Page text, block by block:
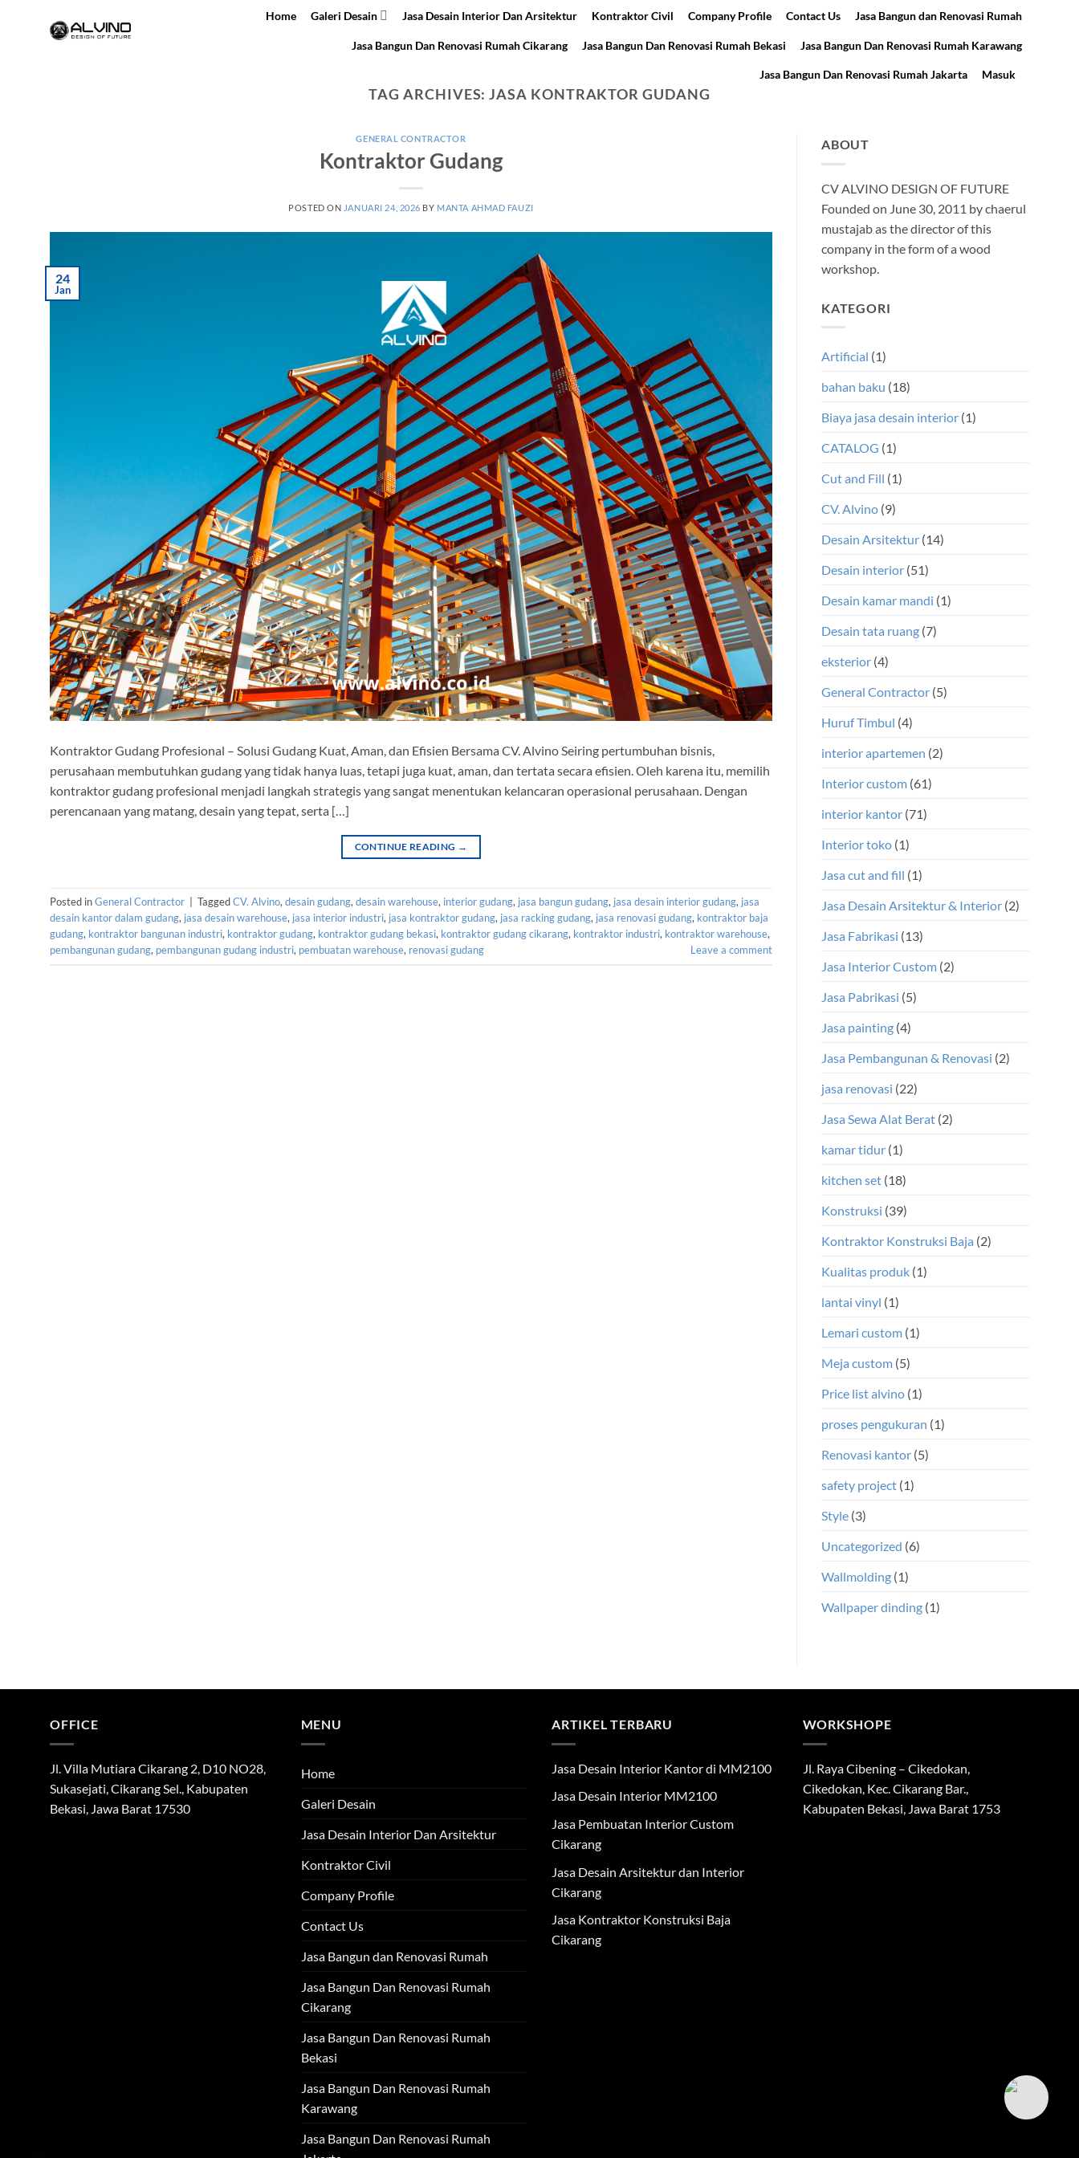
Home Galeri Desain Jasa Desain Interior Dan Arsitektur Kontraktor Civil Company Profile Contact Us Jasa Bangun dan Renovasi Rumah
Jasa Bangun Dan Renovasi Rumah Cikarang Jasa Bangun Dan Renovasi Rumah Bekasi Jasa Bangun Dan Renovasi Rumah Karawang
Jasa Bangun Dan Renovasi Rumah Jakarta Masuk
TAG ARCHIVES:JASA KONTRAKTOR GUDANG
GENERAL CONTRACTOR
Kontraktor Gudang
POSTED ON JANUARI 24, 2026 BY MANTA AHMAD FAUZI
24
Jan
Kontraktor Gudang Profesional – Solusi Gudang Kuat, Aman, dan Efisien Bersama CV. Alvino Seiring pertumbuhan bisnis,
perusahaan membutuhkan gudang yang tidak hanya luas, tetapi juga kuat, aman, dan tertata secara efisien. Oleh karena itu, memilih
kontraktor gudang profesional menjadi langkah strategis yang sangat menentukan kelancaran operasional perusahaan. Dengan
perencanaan yang matang, desain yang tepat, serta […]
CONTINUE READING →
Posted inGeneral Contractor TaggedCV. Alvino,desain gudang,desain warehouse, interior gudang, jasa bangun gudang, jasa desain interior gudang, jasa
desain kantor dalam gudang, jasa desain warehouse, jasa interior industri, jasa kontraktor gudang, jasa racking gudang, jasa renovasi gudang, kontraktor baja
gudang, kontraktor bangunan industri, kontraktor gudang, kontraktor gudang bekasi, kontraktor gudang cikarang, kontraktor industri, kontraktor warehouse,
pembangunan gudang, pembangunan gudang industri, pembuatan warehouse, renovasi gudang Leave a comment
ABOUT
CV ALVINO DESIGN OF FUTURE
Founded on June 30, 2011 by chaerul
mustajab as the director of this
company in the form of a wood
workshop.
KATEGORI
Artificial (1)
bahan baku (18)
Biaya jasa desain interior (1)
CATALOG (1)
Cut and Fill (1)
CV. Alvino (9)
Desain Arsitektur (14)
Desain interior (51)
Desain kamar mandi (1)
Desain tata ruang (7)
eksterior (4)
General Contractor (5)
Huruf Timbul (4)
interior apartemen (2)
Interior custom (61)
interior kantor (71)
Interior toko (1)
Jasa cut and fill (1)
Jasa Desain Arsitektur & Interior (2)
Jasa Fabrikasi (13)
Jasa Interior Custom (2)
Jasa Pabrikasi (5)
Jasa painting (4)
Jasa Pembangunan & Renovasi (2)
jasa renovasi (22)
Jasa Sewa Alat Berat (2)
kamar tidur (1)
kitchen set (18)
Konstruksi (39)
Kontraktor Konstruksi Baja (2)
Kualitas produk (1)
lantai vinyl (1)
Lemari custom (1)
Meja custom (5)
Price list alvino (1)
proses pengukuran (1)
Renovasi kantor (5)
safety project (1)
Style (3)
Uncategorized (6)
Wallmolding (1)
Wallpaper dinding (1)
OFFICE
Jl. Villa Mutiara Cikarang 2, D10 NO28,
Sukasejati, Cikarang Sel., Kabupaten
Bekasi, Jawa Barat 17530
MENU
Home
Galeri Desain
Jasa Desain Interior Dan Arsitektur
Kontraktor Civil
Company Profile
Contact Us
Jasa Bangun dan Renovasi Rumah
Jasa Bangun Dan Renovasi Rumah
Cikarang
Jasa Bangun Dan Renovasi Rumah
Bekasi
Jasa Bangun Dan Renovasi Rumah
Karawang
Jasa Bangun Dan Renovasi Rumah
ARTIKEL TERBARU
Jasa Desain Interior Kantor di MM2100
Jasa Desain Interior MM2100
Jasa Pembuatan Interior Custom
Cikarang
Jasa Desain Arsitektur dan Interior
Cikarang
Jasa Kontraktor Konstruksi Baja
Cikarang
WORKSHOPE
Jl. Raya Cibening – Cikedokan,
Cikedokan, Kec. Cikarang Bar.,
Kabupaten Bekasi, Jawa Barat 1753